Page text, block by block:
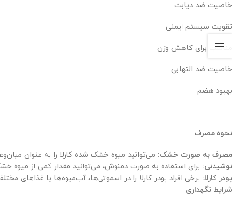
خاصیت ضد دیابت
تقویت سیستم ایمنی
مناسب برای کاهش وزن
خاصیت ضد التهابی
بهبود هضم
نحوه مصرف
مصرف به صورت خشک: می‌توانید میوه خشک شده کارلا را به عنوان
نوشیدنی: برای استفاده به صورت دمنوش، می‌توانید مقدار کمی از میوه خشک کارلا را در آب جوش
پودر کارلا: برخی افراد پودر کارلا را در اسموتی‌ها، آب‌میوه‌ها یا غذاهای
شرایط نگهداری